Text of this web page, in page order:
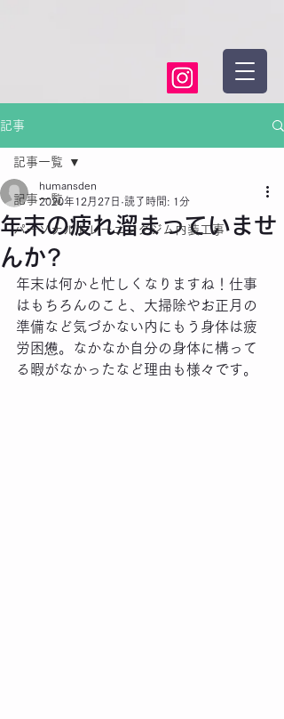
記事
記事一覧
パーソナルトレーニングジム内装工事
記事一覧
年末の疲れ溜まっていませ
んか?
humansden
2020年12月27日 読了時間: 1分
年末は何かと忙しくなりますね！仕事
はもちろんのこと、大掃除やお正月の
準備など気づかない内にもう身体は疲
労困憊。なかなか自分の身体に構って
る暇がなかったなど理由も様々です。